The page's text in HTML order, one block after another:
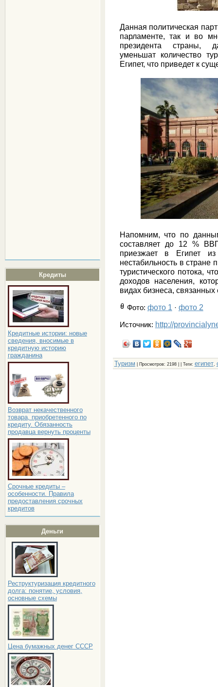
Кредиты
Кредитные истории: новые
сведения, вносимые в
кредитную историю
гражданина
Возврат некачественного
товара, приобретенного по
кредиту. Обязанность
продавца вернуть проценты
Срочные кредиты –
особенности. Правила
предоставления срочных
кредитов
Деньги
Реструктуризация кредитного
долга: понятие, условия,
основные схемы
Цена бумажных денег СССР
Данная политическая
парламенте, так и во
президента страны,
уменьшат количество
Египет, что приведет к
Напомним, что по
составляет до 12 %
приезжает в Египет из
нестабильность в
туристического потока,
доходов населения,
видах бизнеса,
Фото: фото 1 · фото 2
Источник: http://
Туризм Просмотров: 2198 | | Теги: египет,